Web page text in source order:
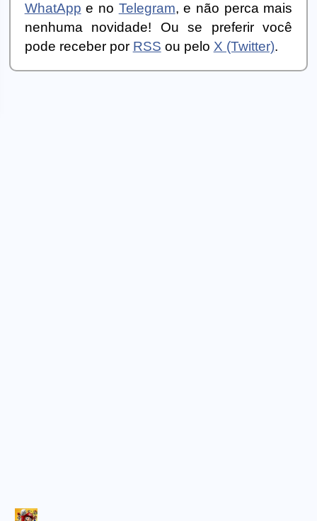
WhatApp e no Telegram, e não perca mais
nenhuma novidade! Ou se preferir você
pode receber por RSS ou pelo X (Twitter).